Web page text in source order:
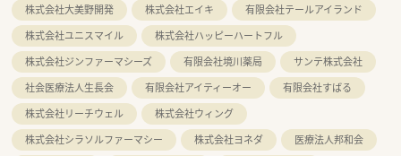
株式会社大美野開発
株式会社エイキ
有限会社テールアイランド
株式会社ユニスマイル
株式会社ハッピーハートフル
株式会社ジンファーマシーズ
有限会社境川薬局
サンテ株式会社
社会医療法人生長会
有限会社アイティーオー
有限会社すばる
株式会社リーチウェル
株式会社ウィング
株式会社シラソルファーマシー
株式会社ヨネダ
医療法人邦和会